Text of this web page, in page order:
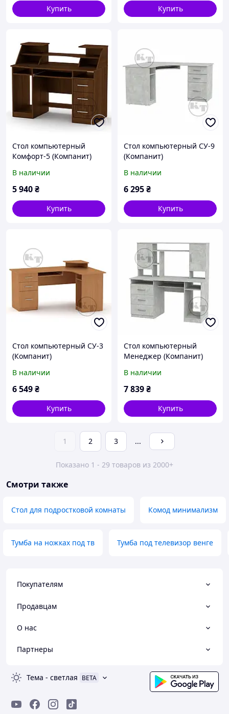
Купить Купить
Стол компьютерный
Комфорт-5 (Компанит)
В наличии
5 940₴
Купить
Стол компьютерный СУ-9
(Компанит)
В наличии
6 295₴
Купить
Стол компьютерный СУ-3
(Компанит)
В наличии
6 549₴
Купить
Стол компьютерный
Менеджер (Компанит)
В наличии
7 839₴
Купить
1 2 3 ...
Показано 1 - 29 товаров из 2000+
Смотри также
Стол для подростковой комнаты Комод минимализм
Тумба на ножках под тв Тумба под телевизор венге
Покупателям
Продавцам
О нас
Партнеры
Тема - светлая BETA